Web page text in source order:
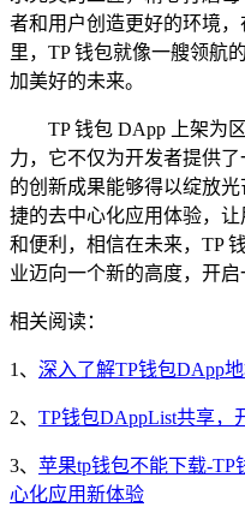
者和用户创造更好的环境
里，TP 钱包就像一艘领航
加美好的未来。
TP 钱包 DApp 上架为
力，它不仅为开发者提供
的创新成果能够得以绽放
捷的去中心化应用体验，
和便利，相信在未来，TP
业迈向一个新的高度，开启
相关阅读：
1、 深入了解TP钱包DApp
2、 TP钱包DAppList共享，
3、 苹果tp钱包不能下载-TP
心化应用新体验